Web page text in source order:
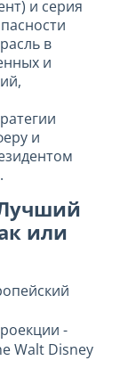
и серия
в
и
и
или
-
Walt Disney